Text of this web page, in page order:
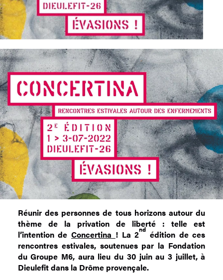
Réunir des personnes de tous horizons autour du
thème de la privation de liberté : telle est
l’intention deConcertina ! La 2nd édition de ces
rencontres estivales, soutenues par la Fondation
du Groupe M6, aura lieu du 30 juin au 3 juillet, à
Dieulefit dans la Drôme provençale.